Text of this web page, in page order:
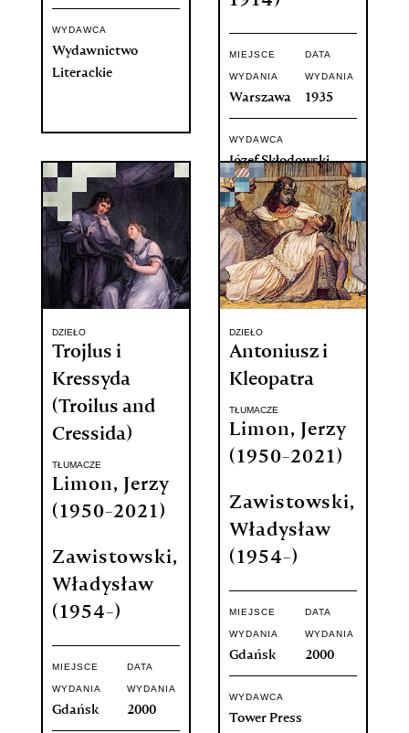
WYDAWCA
Wydawnictwo
Literackie
MIEJSCE
WYDANIA
Warszawa
DATA
WYDANIA
1935
WYDAWCA
Józef Skłodowski
DZIEŁO
Trojlus i
Kressyda
(Troilus and
Cressida)
TŁUMACZE
Limon, Jerzy
(1950-2021)
Zawistowski,
Władysław
(1954-)
MIEJSCE
WYDANIA
Gdańsk
DATA
WYDANIA
2000
DZIEŁO
Antoniusz i
Kleopatra
TŁUMACZE
Limon, Jerzy
(1950-2021)
Zawistowski,
Władysław
(1954-)
MIEJSCE
WYDANIA
Gdańsk
DATA
WYDANIA
2000
WYDAWCA
Tower Press